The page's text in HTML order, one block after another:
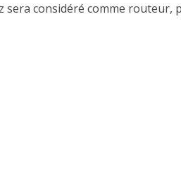
sera considéré comme routeur,